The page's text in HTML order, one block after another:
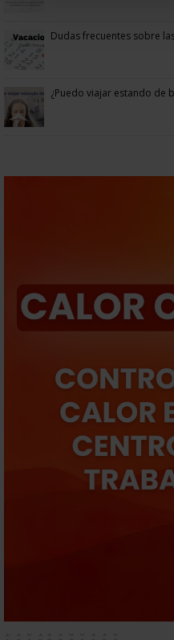
Dudas frecuentes sobre
¿Puedo viajar estando de